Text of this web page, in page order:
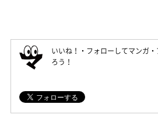
いいね！・フォローしてマンガ
ろう！